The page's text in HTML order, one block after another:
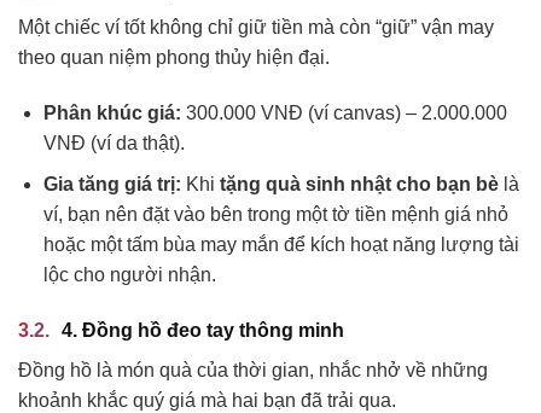
Một chiếc ví tốt không chỉ giữ tiền mà còn “giữ” vận may
theo quan niệm phong thủy hiện đại.
Phân khúc giá: 300.000 VNĐ (ví canvas) – 2.000.000
VNĐ (ví da thật).
Gia tăng giá trị: Khi tặng quà sinh nhật cho bạn bèlà
ví, bạn nên đặt vào bên trong một tờ tiền mệnh giá nhỏ
hoặc một tấm bùa may mắn để kích hoạt năng lượng tài
lộc cho người nhận.
4. Đồng hồ đeo tay thông minh
Đồng hồ là món quà của thời gian, nhắc nhở về những
khoảnh khắc quý giá mà hai bạn đã trải qua.